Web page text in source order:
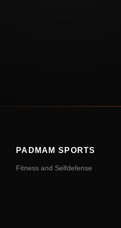
PADMAM SPORTS
Fitness and Selfdefense